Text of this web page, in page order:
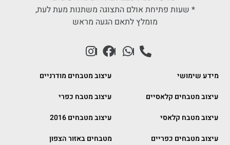
* שעות פתיחת אולם התצוגה משתנות מעת לעת,
מומלץ לתאם הגעה מראש
מידע שימושי
עיצוב מטבחים מודרניים
עיצוב מטבחים קלאסיים
עיצוב מטבח כפרי
עיצוב מטבח קלאסי
עיצוב מטבחים 2016
עיצוב מטבחים כפריים
מטבחים באזור הצפון